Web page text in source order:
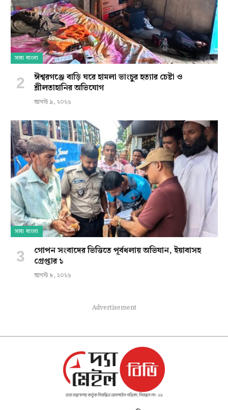
সারা বাংলা
ঈশ্বরগঞ্জে বাড়ি ঘরে হামলা ভাংচুর হত্যার চেষ্টা ও
শ্লীলতাহানির অভিযোগ
আগস্ট ৯, ২০২৬
সারা বাংলা
গোপন সংবাদের ভিত্তিতে পূর্বধলায় অভিযান, ইয়াবাসহ
গ্রেপ্তার ১
আগস্ট ৮, ২০২৬
Advertisement